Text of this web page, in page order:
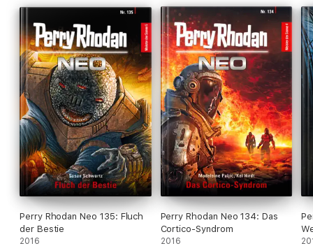
Perry Rhodan Neo 135: Fluch
der Bestie
2016
Perry Rhodan Neo 134: Das
Cortico-Syndrom
2016